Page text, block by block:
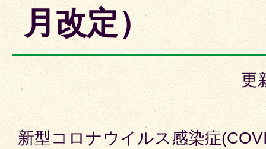
月改定）
更
新型コロナウイルス感染症